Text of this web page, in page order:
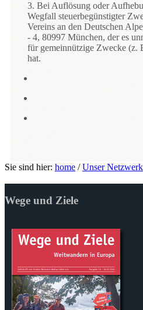
3. Bei Auflösung oder
Wegfall steuerbegünstigter
Vereins an den Deutschen
- 4, 80997 München, der es
für gemeinnützige Zwecke (z.
hat.
Sie sind hier: home /Unser Netzwerk
Wege und Ziele